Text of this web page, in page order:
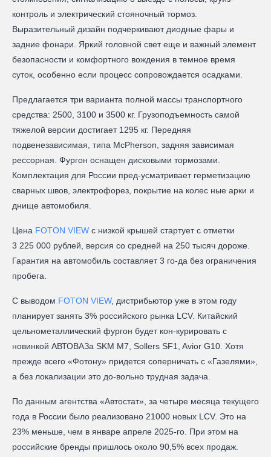
контроль и электрический стояночный тормоз.
Выразительный дизайн подчеркивают диодные фары и
задние фонари. Яркий головной свет еще и важный элемент
безопасности и комфортного вождения в темное время
суток, особенно если процесс сопровождается осадками.
Предлагается три варианта полной массы транспортного
средства: 2500, 3100 и 3500 кг. Грузоподъемность самой
тяжелой версии достигает 1295 кг. Передняя
подвенезависимая, типа McPherson, задняя зависимая
рессорная. Фургон оснащен дисковыми тормозами.
Комплектация для России пред-усматривает герметизацию
сварных швов, электрофорез, покрытие на колес ные арки и
днище автомобиля.
Цена FOTON VIEW с низкой крышей стартует с отметки
3 225 000 рублей, версия со средней на 250 тысяч дороже.
Гарантия на автомобиль составляет 3 го-да без ограничения
пробега.
С выводом FOTON VIEW, дистрибьютор уже в этом году
планирует занять 3% российского рынка LCV. Китайский
цельнометаллический фургон будет кон-курировать с
новинкой АВТОВАЗа SKM M7, Sollers SF1, Avior G10. Хотя
прежде всего «Фотону» придется соперничать с «Газелями»,
а без локализации это до-вольно трудная задача.
По данным агентства «Автостат», за четыре месяца текущего
года в России было реализовано 21000 новых LCV. Это на
23% меньше, чем в январе апреле 2025-го. При этом на
российские бренды пришлось около 90,5% всех продаж.